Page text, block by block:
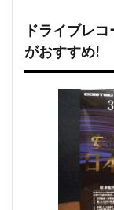
ドライブレ
がおすすめ!